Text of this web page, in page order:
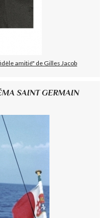
amitié" de Gilles Jacob
SAINT GERMAIN